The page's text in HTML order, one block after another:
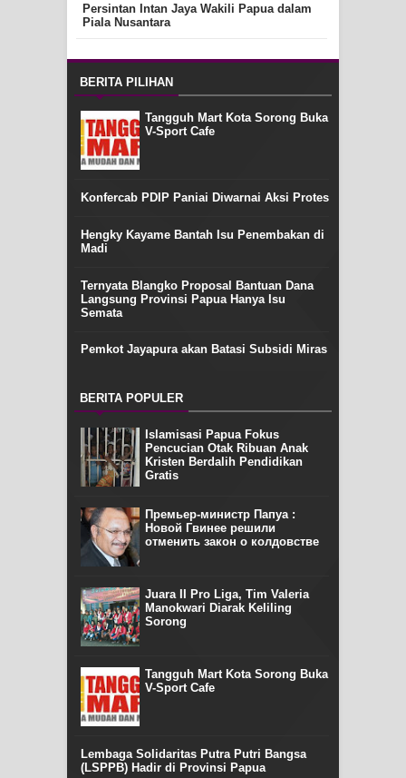
Persintan Intan Jaya Wakili Papua dalam
Piala Nusantara
BERITA PILIHAN
Tangguh Mart Kota Sorong Buka
V-Sport Cafe
Konfercab PDIP Paniai Diwarnai Aksi Protes
Hengky Kayame Bantah Isu Penembakan di
Madi
Ternyata Blangko Proposal Bantuan Dana
Langsung Provinsi Papua Hanya Isu
Semata
Pemkot Jayapura akan Batasi Subsidi Miras
BERITA POPULER
Islamisasi Papua Fokus
Pencucian Otak Ribuan Anak
Kristen Berdalih Pendidikan
Gratis
Премьер-министр Папуа :
Новой Гвинее решили
отменить закон о колдовстве
Juara II Pro Liga, Tim Valeria
Manokwari Diarak Keliling
Sorong
Tangguh Mart Kota Sorong Buka
V-Sport Cafe
Lembaga Solidaritas Putra Putri Bangsa
(LSPPB) Hadir di Provinsi Papua